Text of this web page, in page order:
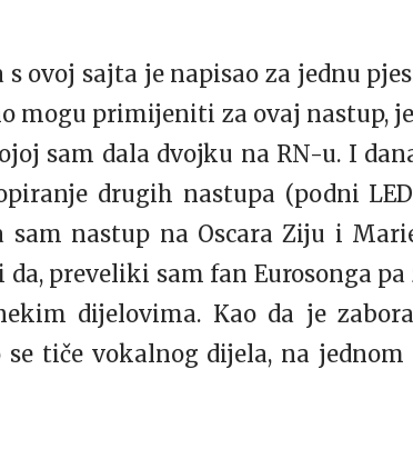
ovoj sajta je napisao za jednu
mogu primijeniti za ovaj nastup,
sam dala dvojku na RN-u. I
drugih nastupa (podni
sam nastup na Oscara Ziju i
i da, preveliki sam fan Eurosonga
dijelovima. Kao da je
se tiče vokalnog dijela, na